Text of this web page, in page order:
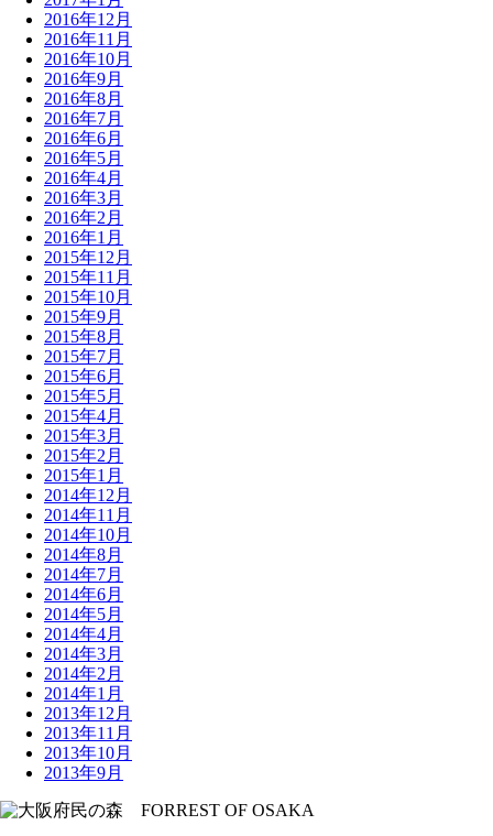
2016年12月
2016年11月
2016年10月
2016年9月
2016年8月
2016年7月
2016年6月
2016年5月
2016年4月
2016年3月
2016年2月
2016年1月
2015年12月
2015年11月
2015年10月
2015年9月
2015年8月
2015年7月
2015年6月
2015年5月
2015年4月
2015年3月
2015年2月
2015年1月
2014年12月
2014年11月
2014年10月
2014年8月
2014年7月
2014年6月
2014年5月
2014年4月
2014年3月
2014年2月
2014年1月
2013年12月
2013年11月
2013年10月
2013年9月